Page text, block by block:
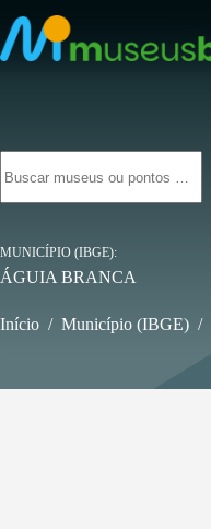
para
o
conteúdo
resultados
MUNICÍPIO (IBGE)
ÁGUIA BRANCA
Início / Município (IBGE) /